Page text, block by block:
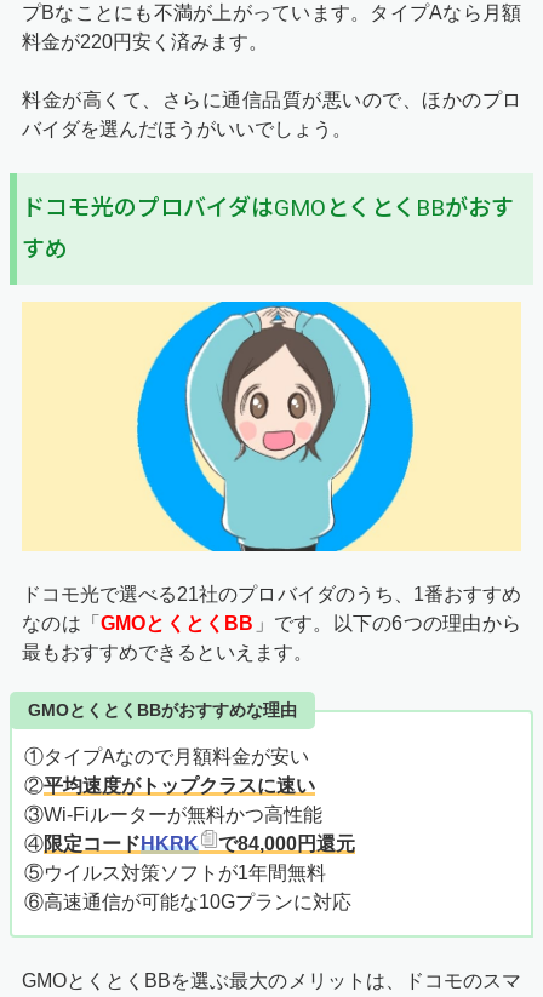
プBなことにも不満が上がっています。タイプAなら月額
料金が220円安く済みます。
料金が高くて、さらに通信品質が悪いので、ほかのプロ
バイダを選んだほうがいいでしょう。
ドコモ光のプロバイダはGMOとくとくBBがおす
すめ
ドコモ光で選べる21社のプロバイダのうち、1番おすすめ
なのは「GMOとくとくBB 」です。以下の6つの理由から
最もおすすめできるといえます。
GMOとくとくBBがおすすめな理由
①タイプAなので月額料金が安い
②平均速度がトップクラスに速い
③Wi-Fiルーターが無料かつ高性能
④限定コードHKRK
で84,000円還元
⑤ウイルス対策ソフトが1年間無料
⑥高速通信が可能な10Gプランに対応
GMOとくとくBBを選ぶ最大のメリットは、ドコモのスマ